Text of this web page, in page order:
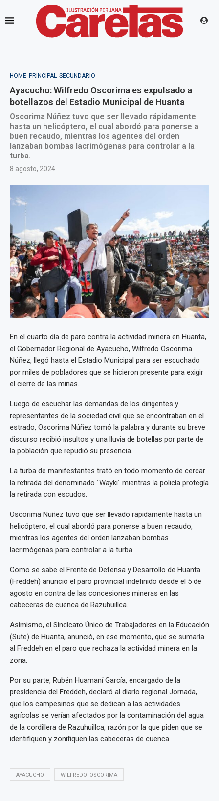
HOME_PRINCIPAL_SECUNDARIO
Ayacucho: Wilfredo Oscorima es expulsado a
botellazos del Estadio Municipal de Huanta
Oscorima Núñez tuvo que ser llevado rápidamente
hasta un helicóptero, el cual abordó para ponerse a
buen recaudo, mientras los agentes del orden
lanzaban bombas lacrimógenas para controlar a la
turba.
8 agosto, 2024
En el cuarto día de paro contra la actividad minera en Huanta,
el Gobernador Regional de Ayacucho, Wilfredo Oscorima
Núñez, llegó hasta el Estadio Municipal para ser escuchado
por miles de pobladores que se hicieron presente para exigir
el cierre de las minas.
Luego de escuchar las demandas de los dirigentes y
representantes de la sociedad civil que se encontraban en el
estrado, Oscorima Núñez tomó la palabra y durante su breve
discurso recibió insultos y una lluvia de botellas por parte de
la población que repudió su presencia.
La turba de manifestantes trató en todo momento de cercar
la retirada del denominado ´Wayki´ mientras la policía protegía
la retirada con escudos.
Oscorima Núñez tuvo que ser llevado rápidamente hasta un
helicóptero, el cual abordó para ponerse a buen recaudo,
mientras los agentes del orden lanzaban bombas
lacrimógenas para controlar a la turba.
Como se sabe el Frente de Defensa y Desarrollo de Huanta
(Freddeh) anunció el paro provincial indefinido desde el 5 de
agosto en contra de las concesiones mineras en las
cabeceras de cuenca de Razuhuillca.
Asimismo, el Sindicato Único de Trabajadores en la Educación
(Sute) de Huanta, anunció, en ese momento, que se sumaría
al Freddeh en el paro que rechaza la actividad minera en la
zona.
Por su parte, Rubén Huamaní García, encargado de la
presidencia del Freddeh, declaró al diario regional Jornada,
que los campesinos que se dedican a las actividades
agrícolas se verían afectados por la contaminación del agua
de la cordillera de Razuhuillca, razón por la que piden que se
identifiquen y zonifiquen las cabeceras de cuenca.
AYACUCHO WILFREDO_OSCORIMA